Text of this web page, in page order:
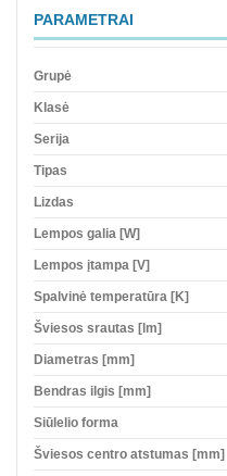
PARAMETRAI
Grupė
Klasė
Serija
Tipas
Lizdas
Lempos galia [W]
Lempos įtampa [V]
Spalvinė temperatūra [K]
Šviesos srautas [lm]
Diametras [mm]
Bendras ilgis [mm]
Siūlelio forma
Šviesos centro atstumas [mm]